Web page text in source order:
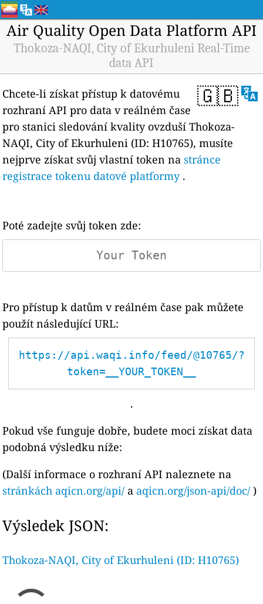
Air Quality Open Data Platform API
Thokoza-NAQI, City of Ekurhuleni Real-Time
data API
🇬🇧
Chcete-li získat přístup k datovému
rozhraní API pro data v reálném čase
pro stanici sledování kvality ovzduší Thokoza-
NAQI, City of Ekurhuleni (ID: H10765), musíte
nejprve získat svůj vlastní token nastránce
registrace tokenu datové platformy.
Poté zadejte svůj token zde:
Pro přístup k datům v reálném čase pak můžete
použít následující URL:
https://api.waqi.info/feed/@10765/?
token=__YOUR_TOKEN__
.
Pokud vše funguje dobře, budete moci získat data
podobná výsledku níže:
(Další informace o rozhraní API naleznete na
stránkách aqicn.org/api/ a aqicn.org/json-api/doc/ )
Výsledek JSON:
Thokoza-NAQI, City of Ekurhuleni (ID: H10765)